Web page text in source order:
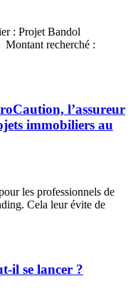
: Projet Bandol
recherché :
l’assureur
immobiliers au
les professionnels de
Cela leur évite de
il se lancer ?